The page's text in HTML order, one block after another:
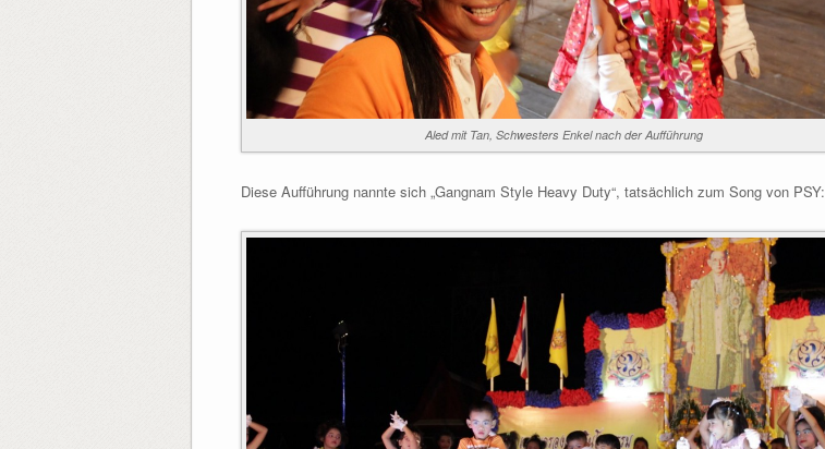
Aled mit Tan, Schwesters Enkel nach der Aufführung
Diese Aufführung nannte sich „Gangnam Style Heavy Duty“, tatsächlich zum Song von PSY: